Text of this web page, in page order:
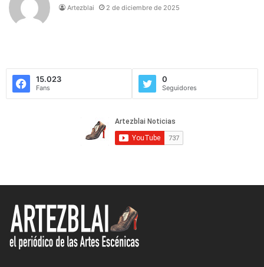
Artezblai 2 de diciembre de 2025
15.023
Fans
0
Seguidores